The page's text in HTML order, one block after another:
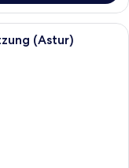
mit einem großen
(Astur)